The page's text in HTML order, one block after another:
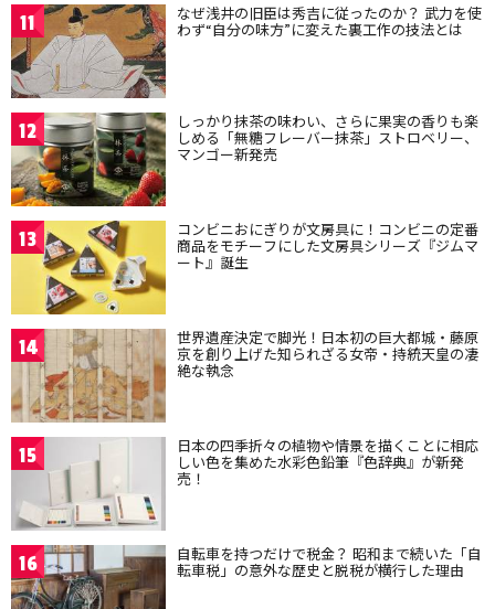
11 なぜ浅井の旧臣は秀吉に従ったのか？ 武力を使
わず“自分の味方”に変えた裏工作の技法とは
12 しっかり抹茶の味わい、さらに果実の香りも楽
しめる「無糖フレーバー抹茶」ストロベリー、
マンゴー新発売
13 コンビニおにぎりが文房具に！コンビニの定番
商品をモチーフにした文房具シリーズ『ジムマ
ート』誕生
14 世界遺産決定で脚光！日本初の巨大都城・藤原
京を創り上げた知られざる女帝・持統天皇の凄
絶な執念
15 日本の四季折々の植物や情景を描くことに相応
しい色を集めた水彩色鉛筆『色辞典』が新発
売！
16 自転車を持つだけで税金？ 昭和まで続いた「自
転車税」の意外な歴史と脱税が横行した理由